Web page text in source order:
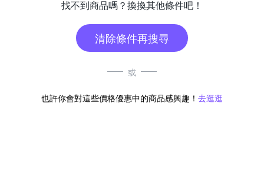
找不到商品嗎？換換其他條件吧！
清除條件再搜尋
或
也許你會對這些價格優惠中的商品感興趣！ 去逛逛